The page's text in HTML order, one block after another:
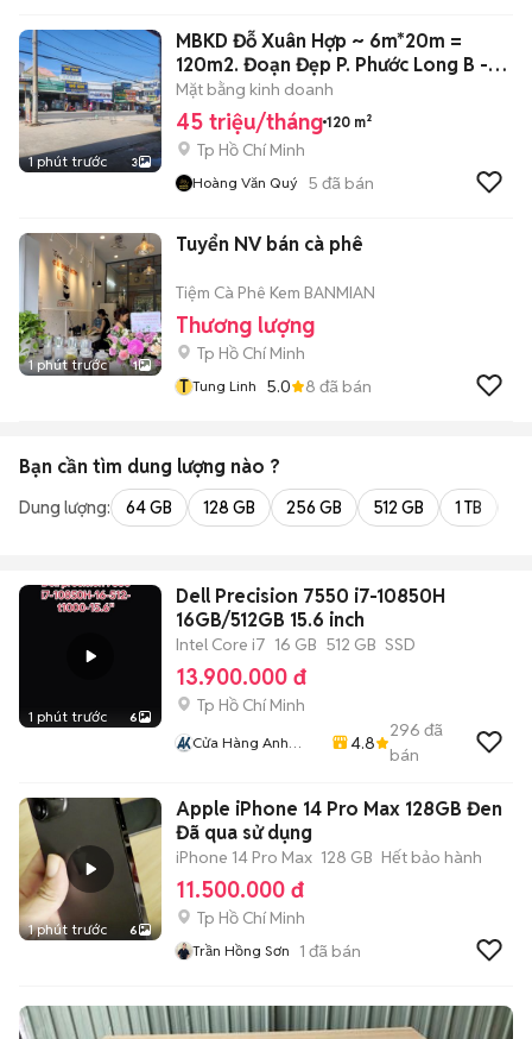
1 phút trước 3
MBKD Đỗ Xuân Hợp ~ 6m*20m =
120m2. Đoạn Đẹp P. Phước Long B -
Q9. 45Tr
Mặt bằng kinh doanh
45 triệu/tháng 120 m²
Tp Hồ Chí Minh
Hoàng Văn Quý 5 đã bán
1 phút trước 1
Tuyển NV bán cà phê
Tiệm Cà Phê Kem BANMIAN
Thương lượng
Tp Hồ Chí Minh
T Tung Linh 5.0 8 đã bán
Bạn cần tìm dung lượng nào ?
Dung lượng: 64 GB 128 GB 256 GB 512 GB 1 TB
1 phút trước 6
Dell Precision 7550 i7-10850H
16GB/512GB 15.6 inch
Intel Core i7 16 GB 512 GB SSD
13.900.000 đ
Tp Hồ Chí Minh
Cửa Hàng Anh
4.8
296 đã
bán
1 phút trước 6
Apple iPhone 14 Pro Max 128GB Đen
Đã qua sử dụng
iPhone 14 Pro Max 128 GB Hết bảo hành
11.500.000 đ
Tp Hồ Chí Minh
Trần Hồng Sơn 1 đã bán